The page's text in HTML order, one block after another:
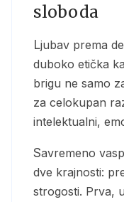
sloboda
Ljubav prema deci nije samo instinktivna već i
duboko etička
brigu ne samo
za celokupan
intelektualni,
Savremeno vaspitanje često oscilira između
dve krajnosti:
strogosti. Prva,